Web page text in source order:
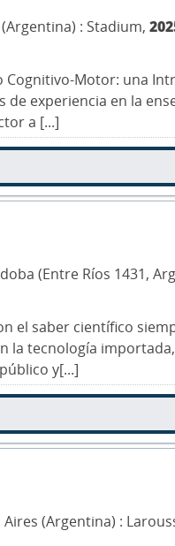
: Stadium,
Motor: una
experiencia en la
a [...]
(Entre Ríos 1431,
el saber científico
la tecnología
y[...]
(Argentina) :